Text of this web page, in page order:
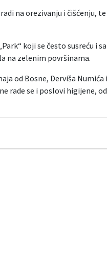
na orezivanju i čišćenju,
koji se često susreću i
na zelenim površinama.
od Bosne, Derviša
rade se i poslovi higijene,